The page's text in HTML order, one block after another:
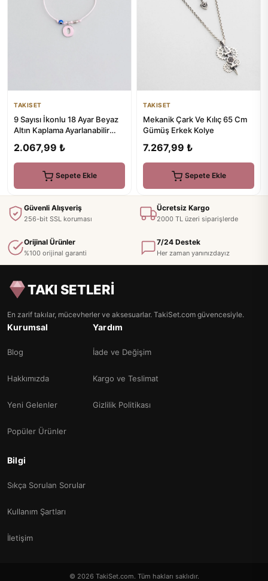
TAKISET
9 Sayısı İkonlu 18 Ayar Beyaz
Altın Kaplama Ayarlanabilir
2.067,99 ₺
Sepete Ekle
TAKISET
Mekanik Çark Ve Kılıç 65 Cm
Gümüş Erkek Kolye
7.267,99 ₺
Sepete Ekle
Güvenli Alışveriş
256-bit SSL koruması
Ücretsiz Kargo
2000 TL üzeri siparişlerde
Orijinal Ürünler
%100 orijinal garanti
7/24 Destek
Her zaman yanınızdayız
TAKI SETLERİ
En zarif takılar, mücevherler ve aksesuarlar. TakiSet.com güvencesiyle.
Kurumsal
Blog
Hakkımızda
Yeni Gelenler
Popüler Ürünler
Yardım
İade ve Değişim
Kargo ve Teslimat
Gizlilik Politikası
Bilgi
Sıkça Sorulan Sorular
Kullanım Şartları
İletişim
© 2026 TakiSet.com. Tüm hakları saklıdır.